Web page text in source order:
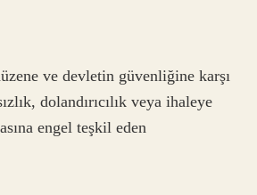
ve devletin güvenliğine karşı
dolandırıcılık veya ihaleye
engel teşkil eden